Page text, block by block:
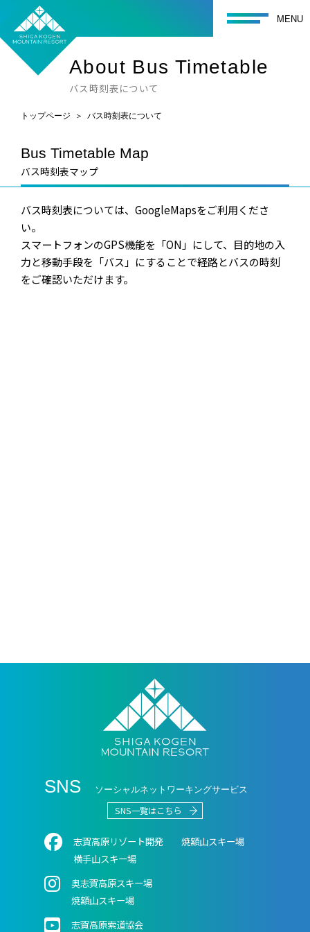
toggle MENU
関連リンク
環境保護に向けた取り組み
個人情報の取り扱いについて
About Bus Timetable
バス時刻表について
トップページ バス時刻表について
Bus Timetable Map
バス時刻表マップ
バス時刻表については、GoogleMapsをご利用くださ
い。
スマートフォンのGPS機能を「ON」にして、目的地の入
力と移動手段を「バス」にすることで経路とバスの時刻
をご確認いただけます。
SNS ソーシャルネットワーキングサービス
SNS一覧はこちら
志賀高原リゾート開発
焼額⼭スキー場
横⼿⼭スキー場
奥志賀⾼原スキー場
焼額山スキー場
志賀高原索道協会